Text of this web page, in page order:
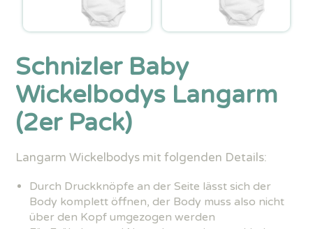
Schnizler Baby
Wickelbodys Langarm
(2er Pack)
Langarm Wickelbodys mit folgenden Details:
Durch Druckknöpfe an der Seite lässt sich der
Body komplett öffnen, der Body muss also nicht
über den Kopf umgezogen werden